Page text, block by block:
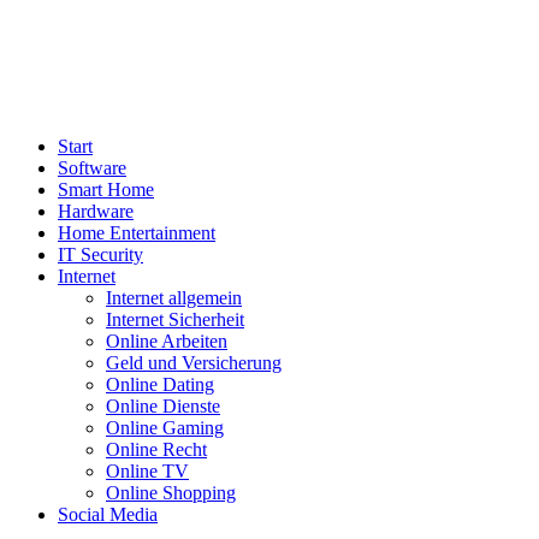
Start
Software
Smart Home
Hardware
Home Entertainment
IT Security
Internet
Internet allgemein
Internet Sicherheit
Online Arbeiten
Geld und Versicherung
Online Dating
Online Dienste
Online Gaming
Online Recht
Online TV
Online Shopping
Social Media